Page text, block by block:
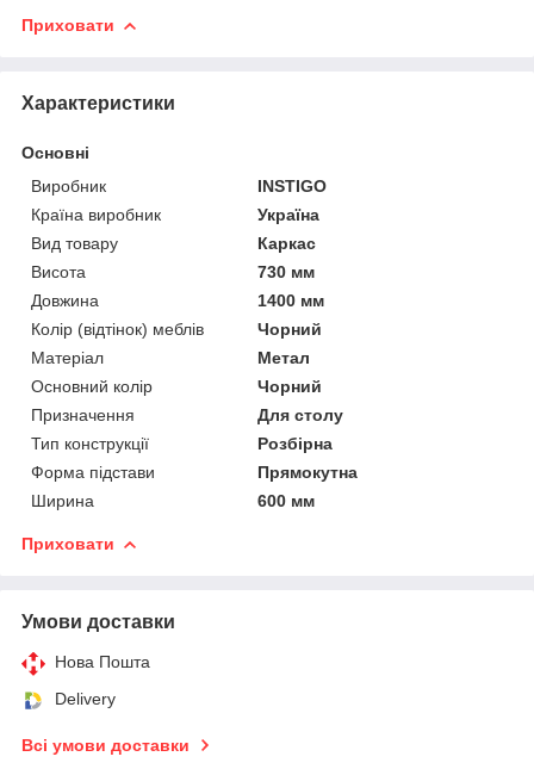
Приховати
Характеристики
Основні
Виробник
INSTIGO
Країна виробник
Україна
Вид товару
Каркас
Висота
730 мм
Довжина
1400 мм
Колір (відтінок) меблів
Чорний
Матеріал
Метал
Основний колір
Чорний
Призначення
Для столу
Тип конструкції
Розбірна
Форма підстави
Прямокутна
Ширина
600 мм
Приховати
Умови доставки
Нова Пошта
Delivery
Всі умови доставки